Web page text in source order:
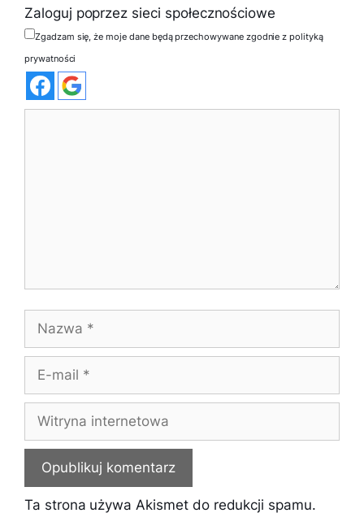
Zaloguj poprzez sieci społecznościowe
Zgadzam się, że moje dane będą przechowywane zgodnie z polityką
prywatności
Nazwa
Witryna
internetowa
Ta strona używa Akismet do redukcji spamu.